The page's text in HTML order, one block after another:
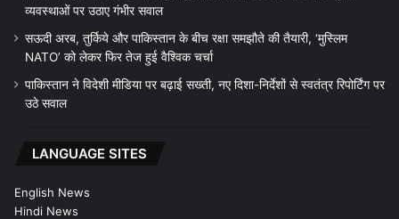
व्यवस्थाओं पर उठाए गंभीर सवाल
सऊदी अरब, तुर्किये और पाकिस्तान के बीच रक्षा समझौते की तैयारी, ‘मुस्लिम
NATO’ को लेकर फिर तेज हुई वैश्विक चर्चा
पाकिस्तान ने विदेशी मीडिया पर बढ़ाई सख्ती, नए दिशा-निर्देशों से स्वतंत्र रिपोर्टिंग पर
उठे सवाल
LANGUAGE SITES
English News
Hindi News